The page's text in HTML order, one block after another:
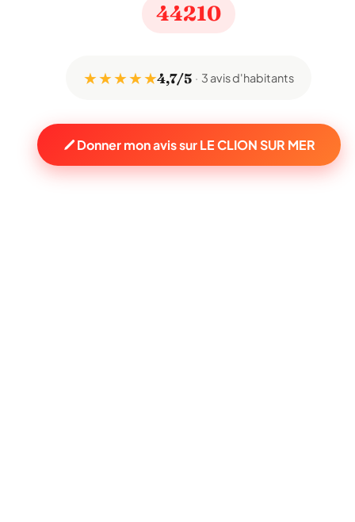
44210
★ ★ ★ ★ ★4,7/5 3 avis d'habitants
Donner mon avis sur LE CLION SUR MER